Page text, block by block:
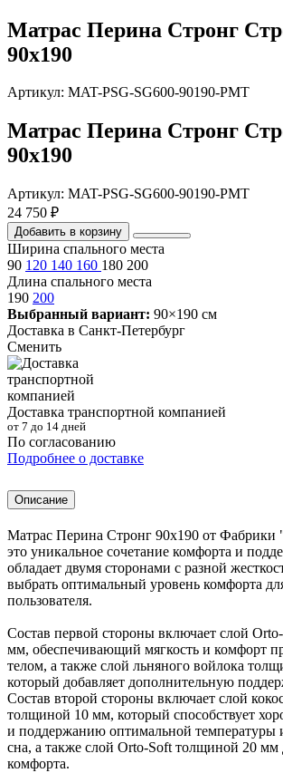
Матрас Перина Стронг
90х190
Артикул: MAT-PSG-SG600-90190-PMT
Матрас Перина Стронг
90х190
Артикул: MAT-PSG-SG600-90190-PMT
24 750 ₽
Добавить в корзину
Ширина спального места
90 120 140 160 180 200
Длина спального места
190 200
Выбранный вариант: 90×190 см
Доставка в Санкт-Петербург
Сменить
Доставка транспортной компанией
от 7 до 14 дней
По согласованию
Подробнее о доставке
Описание
Матрас Перина Стронг 90х190 от Фабрики
это уникальное сочетание комфорта и
обладает двумя сторонами с разной
выбрать оптимальный уровень комфорта
пользователя.
Состав первой стороны включает слой
мм, обеспечивающий мягкость и комфорт
телом, а также слой льняного войлока
который добавляет дополнительную
Состав второй стороны включает слой
толщиной 10 мм, который способствует
и поддержанию оптимальной температуры
сна, а также слой Orto-Soft толщиной 20 мм
комфорта.